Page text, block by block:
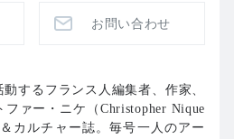
お問い合わせ
するフランス人編集者、作家、
ァー・ニケ（Christopher Nique
カルチャー誌。毎号一人のアー